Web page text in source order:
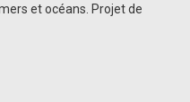
et océans. Projet de